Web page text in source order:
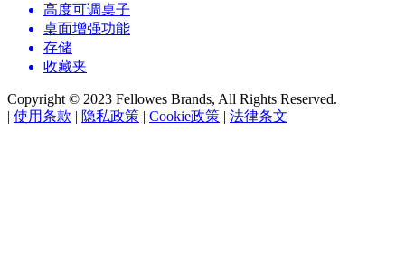
高度可调桌子
桌面增强功能
存储
收藏夹
Copyright © 2023 Fellowes Brands, All Rights Reserved.
| 使用条款 | 隐私政策 | Cookie政策 | 法律条文